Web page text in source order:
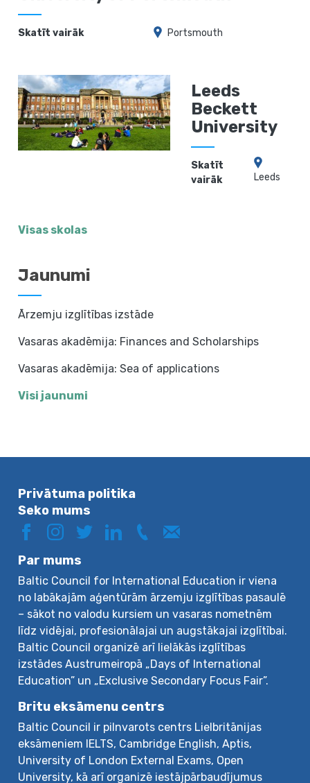
Skatīt vairāk Portsmouth
Leeds
Beckett
University
Skatīt
vairāk
Leeds
Visas skolas
Jaunumi
Ārzemju izglītības izstāde
Vasaras akadēmija: Finances and Scholarships
Vasaras akadēmija: Sea of applications
Visi jaunumi
Privātuma politika
Seko mums
Par mums
Baltic Council for International Education ir viena
no labākajām aģentūrām ārzemju izglītības pasaulē
– sākot no valodu kursiem un vasaras nometnēm
līdz vidējai, profesionālajai un augstākajai izglītībai.
Baltic Council organizē arī lielākās izglītības
izstādes Austrumeiropā „Days of International
Education” un „Exclusive Secondary Focus Fair”.
Britu eksāmenu centrs
Baltic Council ir pilnvarots centrs Lielbritānijas
eksāmeniem IELTS, Cambridge English, Aptis,
University of London External Exams, Open
University, kā arī organizē iestājpārbaudījumus